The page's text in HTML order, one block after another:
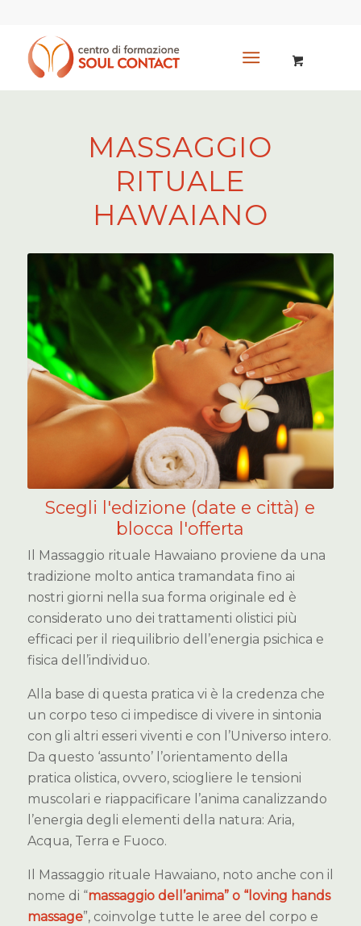
MASSAGGIO
RITUALE
HAWAIANO
Scegli l'edizione (date e città) e
blocca l'offerta
Il Massaggio rituale Hawaiano proviene da una
tradizione molto antica tramandata fino ai
nostri giorni nella sua forma originale ed è
considerato uno dei trattamenti olistici più
efficaci per il riequilibrio dell’energia psichica e
fisica dell’individuo.
Alla base di questa pratica vi è la credenza che
un corpo teso ci impedisce di vivere in sintonia
con gli altri esseri viventi e con l’Universo intero.
Da questo ‘assunto’ l’orientamento della
pratica olistica, ovvero, sciogliere le tensioni
muscolari e riappacificare l’anima canalizzando
l’energia degli elementi della natura: Aria,
Acqua, Terra e Fuoco.
Il Massaggio rituale Hawaiano, noto anche con il
nome di “massaggio dell’anima” o “loving hands
massage”, coinvolge tutte le aree del corpo e